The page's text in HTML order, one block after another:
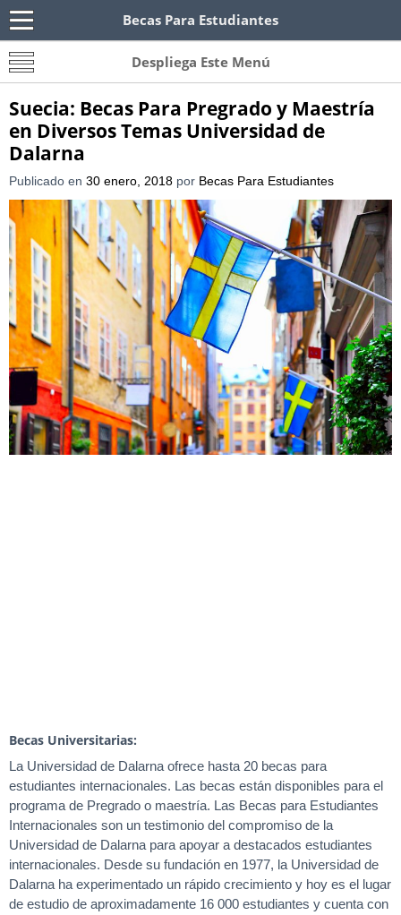
Becas Para Estudiantes
Becas Para Paraguayos
Oferta de becas para Paraguayos. Encuentra las
convocatorias y requisitos de becas para
Despliega Este Menú
Suecia: Becas Para Pregrado y Maestría
en Diversos Temas Universidad de
Dalarna
Publicado en 30 enero, 2018 por Becas Para Estudiantes
Becas Universitarias:
La Universidad de Dalarna ofrece hasta 20 becas para
estudiantes internacionales. Las becas están disponibles para el
programa de Pregrado o maestría. Las Becas para Estudiantes
Internacionales son un testimonio del compromiso de la
Universidad de Dalarna para apoyar a destacados estudiantes
internacionales. Desde su fundación en 1977, la Universidad de
Dalarna ha experimentado un rápido crecimiento y hoy es el lugar
de estudio de aproximadamente 16 000 estudiantes y cuenta con